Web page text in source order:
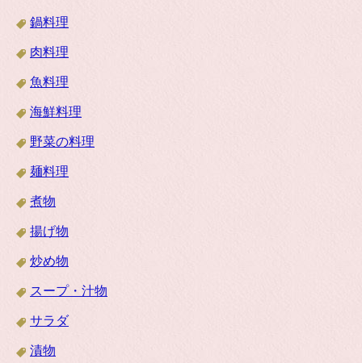
鍋料理
肉料理
魚料理
海鮮料理
野菜の料理
麺料理
煮物
揚げ物
炒め物
スープ・汁物
サラダ
漬物